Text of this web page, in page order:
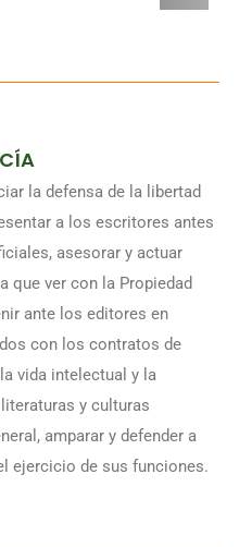
la defensa de la libertad
a los escritores antes
asesorar y actuar
que ver con la Propiedad
ante los editores en
con los contratos de
vida intelectual y la
y culturas
amparar y defender a
ejercicio de sus funciones.